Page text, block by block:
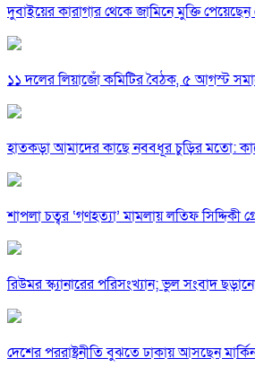
দুবাইয়ের কারাগার থেকে জামিনে মুক্তি
১১ দলের লিয়াজোঁ কমিটির বৈঠক, ৫ আগস্ট
হাতকড়া আমাদের কাছে নববধূর চুড়ির মতো:
শাপলা চত্বর ‘গণহত্যা’ মামলায় লতিফ সিদ্দিকী
রিউমর স্ক্যানারের পরিসংখ্যান; ভুল সংবাদ
দেশের পররাষ্ট্রনীতি বুঝতে ঢাকায় আসছেন